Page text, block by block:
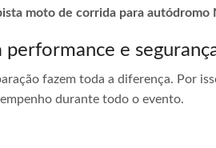
moto de corrida para autódromo
e
fazem toda a diferença. Por
durante todo o evento.